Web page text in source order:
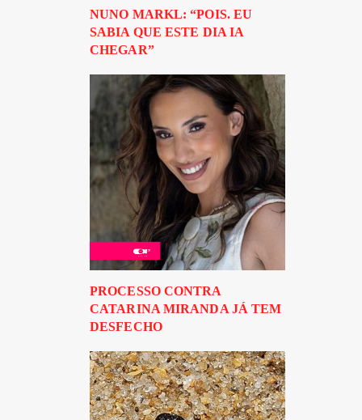
NUNO MARKL: “POIS. EU
SABIA QUE ESTE DIA IA
CHEGAR”
PROCESSO CONTRA
CATARINA MIRANDA JÁ TEM
DESFECHO